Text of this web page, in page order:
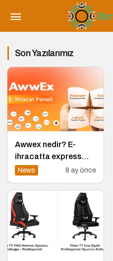
Son Yazılarımız
Awwex nedir? E-
ihracatta express
kargo için tek panel
News 8 ay önce